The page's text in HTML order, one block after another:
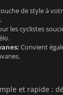
de style à
les cyclistes
Convient
et rapide :